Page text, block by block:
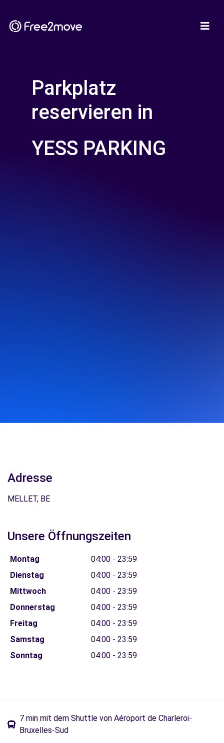
Parkplatz
reservieren in
YESS PARKING
Adresse
MELLET, BE
Unsere Öffnungszeiten
Montag
04:00 - 23:59
Dienstag
04:00 - 23:59
Mittwoch
04:00 - 23:59
Donnerstag
04:00 - 23:59
Freitag
04:00 - 23:59
Samstag
04:00 - 23:59
Sonntag
04:00 - 23:59
7 min mit dem Shuttle von Aéroport de Charleroi-
Bruxelles-Sud